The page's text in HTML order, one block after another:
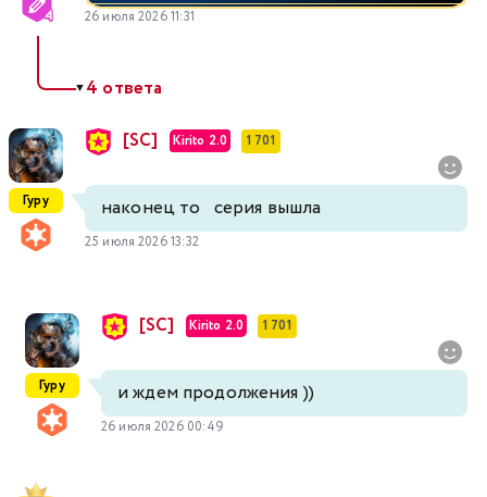
26 июля 2026 11:31
▼4 ответа
Гуру
[SC] Kirito 2.0 1 701
наконец то серия вышла
25 июля 2026 13:32
Гуру
[SC] Kirito 2.0 1 701
и ждем продолжения ))
26 июля 2026 00:49